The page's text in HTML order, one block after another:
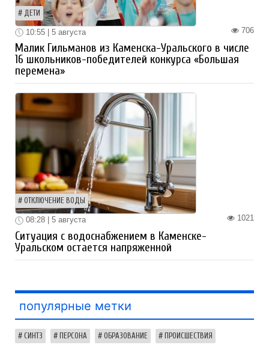
ДЕТИ
706
10:55 | 5 августа
Малик Гильманов из Каменска-Уральского в числе
16 школьников-победителей конкурса «Большая
перемена»
ОТКЛЮЧЕНИЕ ВОДЫ
1021
08:28 | 5 августа
Ситуация с водоснабжением в Каменске-
Уральском остается напряженной
популярные метки
СИНТЗ ПЕРСОНА ОБРАЗОВАНИЕ ПРОИСШЕСТВИЯ